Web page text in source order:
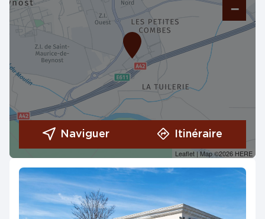
−
Leaflet | Map ©2026 HERE
Naviguer Itinéraire